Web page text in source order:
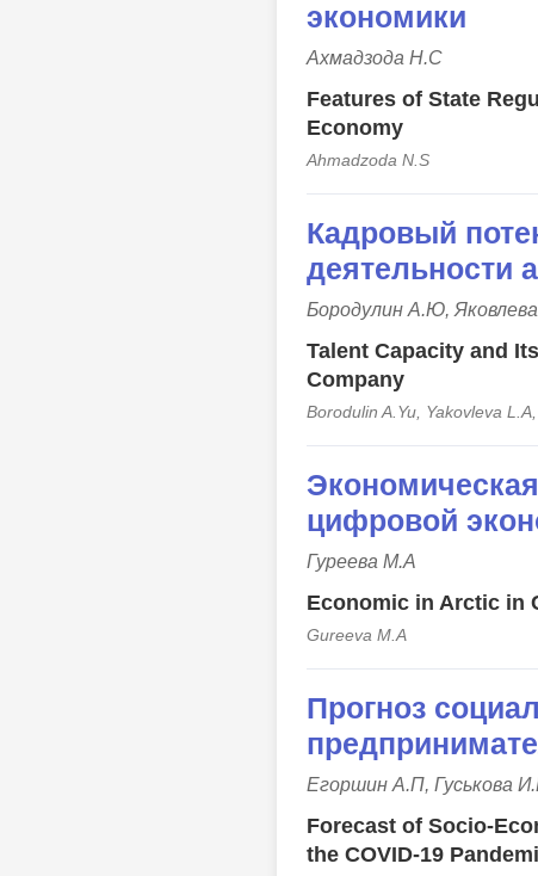
экономики
Ахмадзода Н.С
Features of State
Economy
Ahmadzoda N.S
Кадровый
деятельности
Бородулин А.Ю,
Talent Capacity and
Company
Borodulin A.Yu, Yakovleva
цифровой
Гуреева М.А
Economic in Arctic in
Gureeva M.A
Прогноз
Егоршин А.П, Гуськова
Forecast of Socio-
the COVID-19